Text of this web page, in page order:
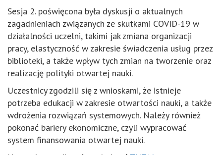
Sesja 2. poświęcona była dyskusji o aktualnych
zagadnieniach związanych ze skutkami COVID-19 w
działalności uczelni, takimi jak zmiana organizacji
pracy, elastyczność w zakresie świadczenia usług przez
biblioteki, a także wpływ tych zmian na tworzenie oraz
realizację polityki otwartej nauki.
Uczestnicy zgodzili się z wnioskami, że istnieje
potrzeba edukacji w zakresie otwartości nauki, a także
wdrożenia rozwiązań systemowych. Należy również
pokonać bariery ekonomiczne, czyli wypracować
system finansowania otwartej nauki.